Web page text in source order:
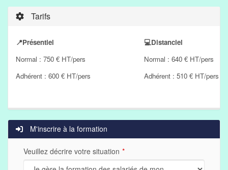
Tarifs
📍Présentiel
💻Distanciel
Normal : 750 € HT/pers
Normal : 640 € HT/pers
Adhérent : 600 € HT/pers
Adhérent : 510 € HT/pers
M'inscrire à la formation
Veuillez décrire votre situation